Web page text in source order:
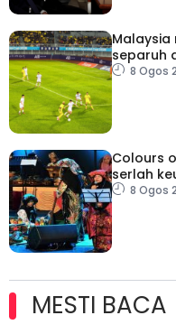
Malaysia
separuh
ASEAN
8 Ogos
Colours
serlah
budaya
8 Ogos
MESTI BACA